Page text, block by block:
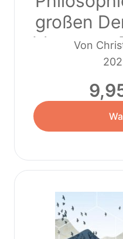
großen
Ideen von
Von